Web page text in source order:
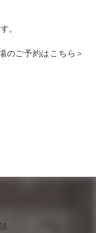
。
のご予約はこちら ＞
、